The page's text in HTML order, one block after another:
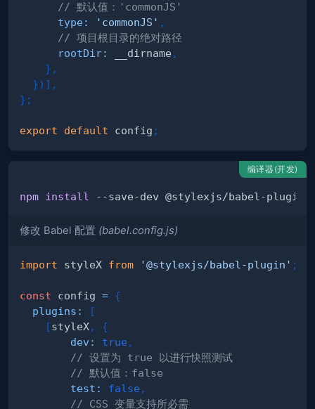
// 默认值：'commonJS'
type: 'commonJS' ,
// 项目根目录的绝对路径
rootDir: __dirname ,
} ,
}) ] ,
} ;
export default config ;
编译器(开发)
npm install
修改 Babel 配置 (babel.config.js)
import styleX from '@stylexjs/babel-plugin' ;
const config = {
plugins :
[
[styleX,
{
dev : true ,
// 设置为 true 以进行快照测试
// 默认值：false
test : false ,
// CSS 变量支持所必需